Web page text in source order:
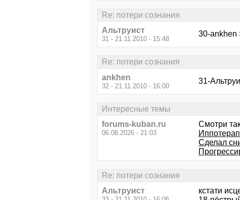
Re: потери сознания
Альтруист
31 - 21.11.2010 - 15:48
30-ankhen
Re: потери сознания
ankhen
32 - 21.11.2010 - 16:00
31-
Интересные темы
forums-kuban.ru
06.08.2026 - 21:03
Смотри
Сделал
Re: потери сознания
Альтруист
кстати